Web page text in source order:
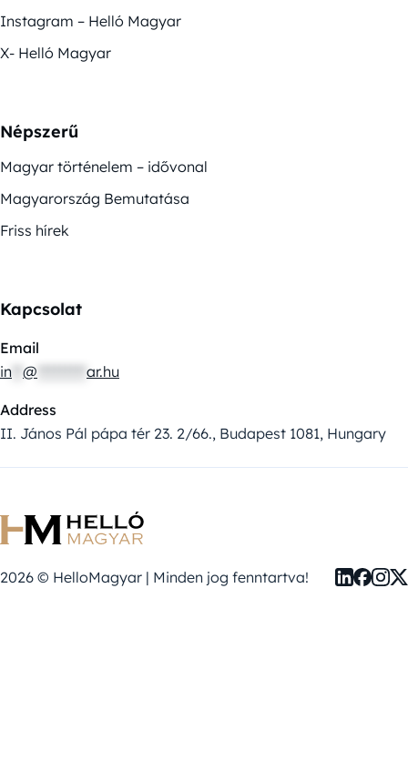
Instagram – Helló Magyar
X- Helló Magyar
Népszerű
Magyar történelem – idővonal
Magyarország Bemutatása
Friss hírek
Kapcsolat
Email
in @ ar.hu
Address
II. János Pál pápa tér 23. 2/66., Budapest 1081, Hungary
2026 © HelloMagyar | Minden jog fenntartva!